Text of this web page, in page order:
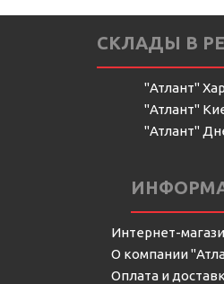
СКЛАДЫ В
"Атлант"
"Атлант"
"Атлант"
Интернет-
О компании
Оплата и